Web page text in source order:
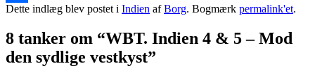
Share
Dette indlæg blev postet i Indien afBorg. Bogmærk permalink'et.
8 tanker om “WBT. Indien 4 & 5 – Mod
den sydlige vestkyst”